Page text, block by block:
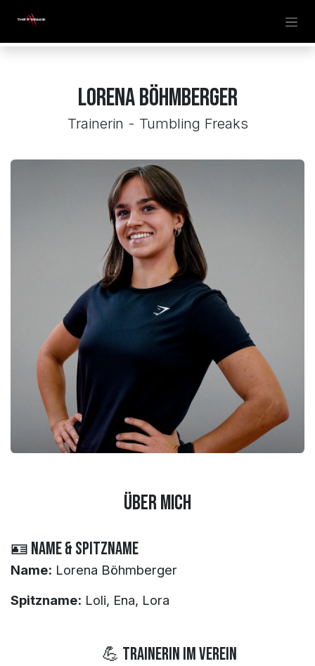
Lorena Böhmberger
Trainerin - Tumbling Freaks
Über mich
🪪 Name & Spitzname
Name: Lorena Böhmberger
Spitzname: Loli, Ena, Lora
​💪 TrainerIn im Verein